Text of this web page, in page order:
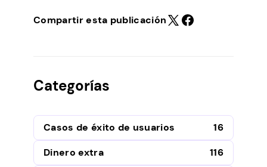
Compartir esta publicación
Categorías
Casos de éxito de usuarios
16
Dinero extra
116